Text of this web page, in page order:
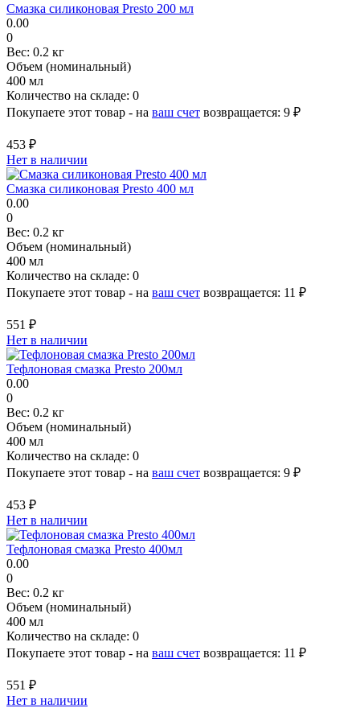
Смазка силиконовая Presto 200 мл
0.00
0
Вес: 0.2 кг
Объем (номинальный)
400 мл
Количество на складе: 0
Покупаете этот товар - на ваш счет возвращается: 9 ₽
453 ₽
Нет в наличии
Смазка силиконовая Presto 400 мл
0.00
0
Вес: 0.2 кг
Объем (номинальный)
400 мл
Количество на складе: 0
Покупаете этот товар - на ваш счет возвращается: 11 ₽
551 ₽
Нет в наличии
Тефлоновая смазка Presto 200мл
0.00
0
Вес: 0.2 кг
Объем (номинальный)
400 мл
Количество на складе: 0
Покупаете этот товар - на ваш счет возвращается: 9 ₽
453 ₽
Нет в наличии
Тефлоновая смазка Presto 400мл
0.00
0
Вес: 0.2 кг
Объем (номинальный)
400 мл
Количество на складе: 0
Покупаете этот товар - на ваш счет возвращается: 11 ₽
551 ₽
Нет в наличии